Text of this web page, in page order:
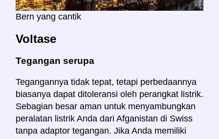
Bern yang cantik
Voltase
Tegangan serupa
Tegangannya tidak tepat, tetapi perbedaannya
biasanya dapat ditoleransi oleh perangkat listrik.
Sebagian besar aman untuk menyambungkan
peralatan listrik Anda dari Afganistan di Swiss
tanpa adaptor tegangan. Jika Anda memiliki